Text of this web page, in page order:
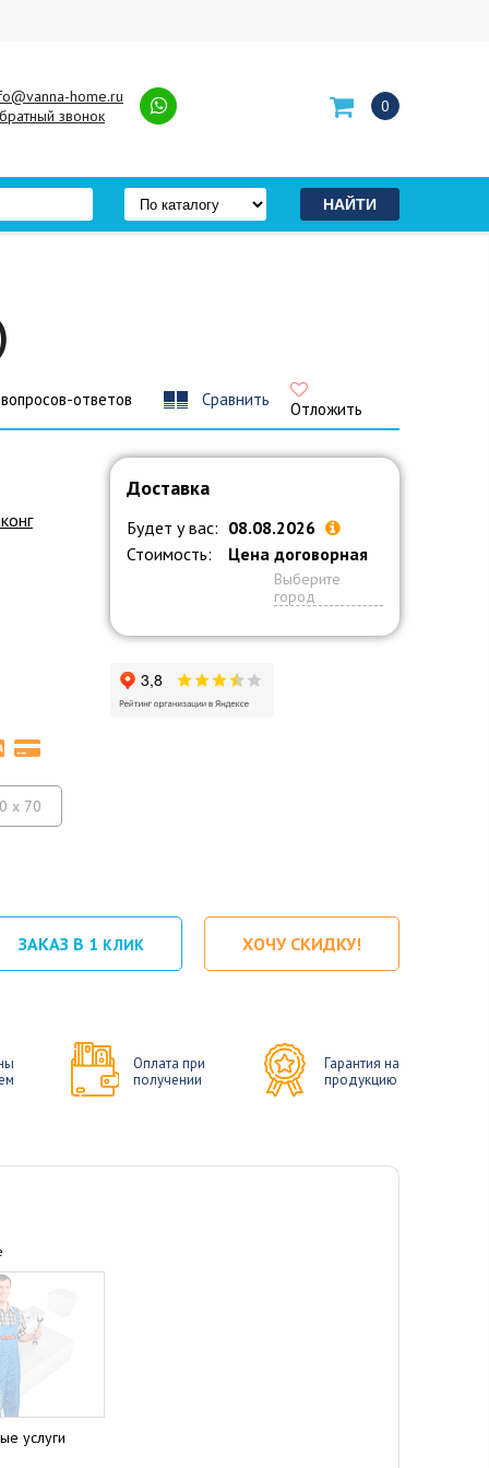
home.ru
звонок
0
ответов Сравнить Отложить
x 70
Доставка
Будет у вас: 08.08.2026
Стоимость:
Цена договорная
Выберите
город
ЗАКАЗ В 1 КЛИК ХОЧУ СКИДКУ!
Оплата при
получении
Гарантия на
продукцию
услуги